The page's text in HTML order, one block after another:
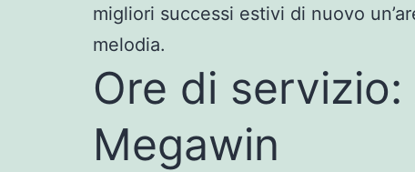
migliori successi estivi di nuovo
melodia.
Ore di
Megawin